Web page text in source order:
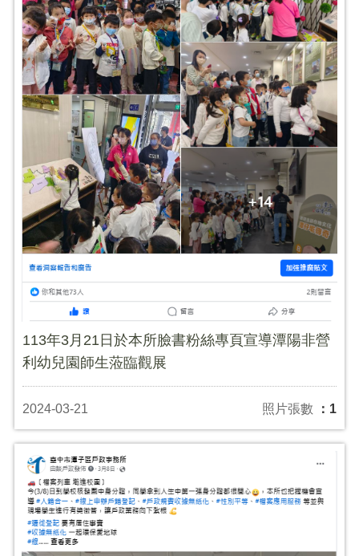
113年3月21日於本所臉書粉絲專頁宣導潭陽非營
利幼兒園師生蒞臨觀展
2024-03-21 照片張數 ：1